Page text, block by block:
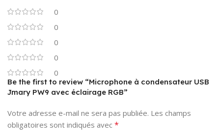
0
0
0
0
0
Be the first to review “Microphone à condensateur USB
Jmary PW9 avec éclairage RGB”
Votre adresse e-mail ne sera pas publiée. Les champs
obligatoires sont indiqués avec *